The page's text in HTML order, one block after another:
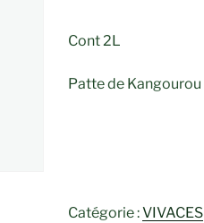
Cont 2L
Patte de Kangourou
Catégorie :VIVACES